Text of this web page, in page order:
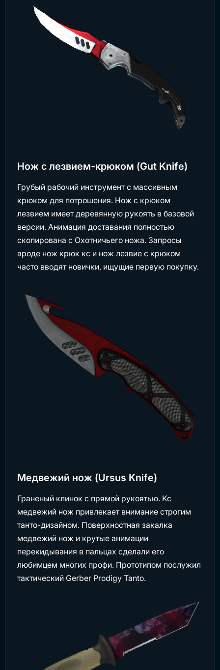
Нож с лезвием-крюком (Gut Knife)
Грубый рабочий инструмент с массивным
крюком для потрошения. Нож с крюком
лезвием имеет деревянную рукоять в базовой
версии. Анимация доставания полностью
скопирована с Охотничьего ножа. Запросы
вроде нож крюк кс и нож лезвие с крюком
часто вводят новички, ищущие первую покупку.
Медвежий нож (Ursus Knife)
Граненый клинок с прямой рукоятью. Кс
медвежий нож привлекает внимание строгим
танто-дизайном. Поверхностная закалка
медвежий нож и крутые анимации
перекидывания в пальцах сделали его
любимцем многих профи. Прототипом послужил
тактический Gerber Prodigy Tanto.